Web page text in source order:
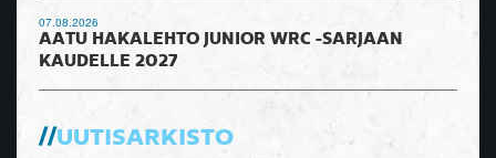
07.08.2026
AATU HAKALEHTO JUNIOR WRC -SARJAAN
KAUDELLE 2027
UUTISARKISTO